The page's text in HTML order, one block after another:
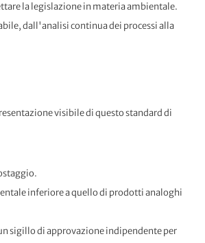
la legislazione in materia ambientale.
dall'analisi continua dei processi alla
visibile di questo standard di
inferiore a quello di prodotti analoghi
sigillo di approvazione indipendente per